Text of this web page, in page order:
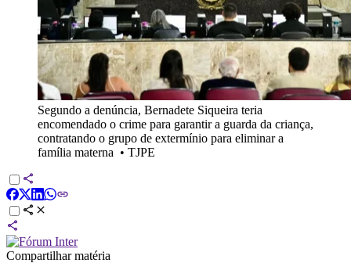
Segundo a denúncia, Bernadete Siqueira teria
encomendado o crime para garantir a guarda da criança,
contratando o grupo de extermínio para eliminar a
família materna • TJPE
Compartilhar matéria